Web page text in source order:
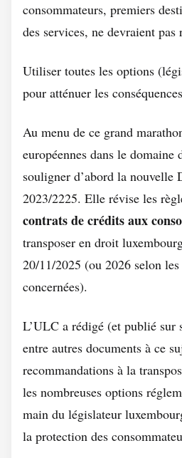
consommateurs, premiers
des services, ne devraient pas
Utiliser toutes les options
pour atténuer les
Au menu de ce grand
européennes dans le domaine
souligner d’abord la nouvelle
2023/2225. Elle révise les
contrats de crédits aux
transposer en droit
20/11/2025 (ou 2026 selon
concernées).
L’ULC a rédigé (et publié sur
entre autres documents à ce
recommandations à la
les nombreuses options
main du législateur
la protection des